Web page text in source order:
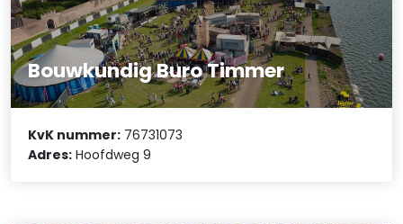
Bouwkundig Buro Timmer
KvK nummer: 76731073
Adres: Hoofdweg 9